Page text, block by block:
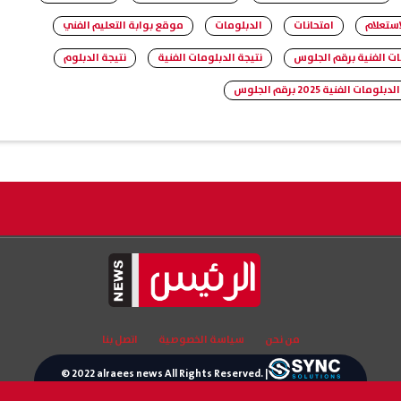
امتحانات الدبلومات
موقع بوابة التعليم الفني
الفنية برقم الجلوس نتيجة الدبلومات الفنية
نتيجة الدبلوم
الفنية 2025 برقم الجلوس
من نحن سياسة الخصوصية اتصل بنا
© 2022 alraees news All Rights Reserved. |